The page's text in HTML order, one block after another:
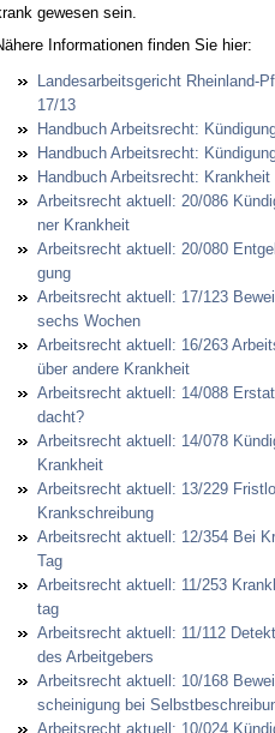
ge­we­sen sein.
In­for­ma­tio­nen fin­den Sie hier:
Lan­des­ar­beits­ge­richt Rhein­land-
17/13
Hand­buch Ar­beits­recht:
Hand­buch Ar­beits­recht:
Hand­buch Ar­beits­recht: Krank­heit
Ar­beits­recht ak­tu­ell: 20/086
ner Krank­heit
Ar­beits­recht ak­tu­ell: 20/080
gung
Ar­beits­recht ak­tu­ell: 17/123
sechs Wo­chen
Ar­beits­recht ak­tu­ell: 16/263
über an­de­re Krank­heit
Ar­beits­recht ak­tu­ell: 14/088
dacht?
Ar­beits­recht ak­tu­ell: 14/078
Krank­heit
Ar­beits­recht ak­tu­ell: 13/229
Krank­schrei­bung
Ar­beits­recht ak­tu­ell: 12/354 Bei
Tag
Ar­beits­recht ak­tu­ell: 11/253
tag
Ar­beits­recht ak­tu­ell: 11/112
des Ar­beit­ge­bers
Ar­beits­recht ak­tu­ell: 10/168
schei­ni­gung bei
Ar­beits­recht ak­tu­ell: 10/024